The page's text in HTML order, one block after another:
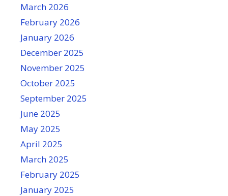
March 2026
February 2026
January 2026
December 2025
November 2025
October 2025
September 2025
June 2025
May 2025
April 2025
March 2025
February 2025
January 2025